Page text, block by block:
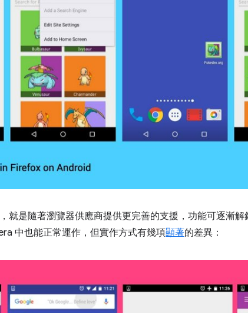
就是隨著瀏覽器供應商提供更完善的支援，功能可逐漸
中也能正常運作，但實作方式有幾項顯著的差異：